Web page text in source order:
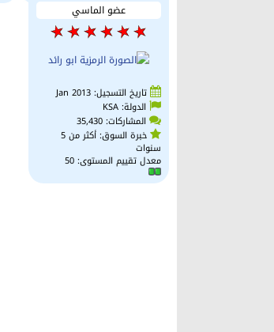
عضو الماسي
تاريخ التسجيل: Jan 2013
الدولة: KSA
المشاركات: 35,430
خبرة السوق: أكثر من 5
سنوات
معدل تقييم المستوى:50